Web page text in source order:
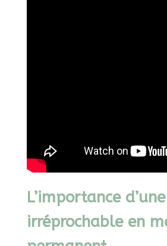
L’importance
irréprochable en